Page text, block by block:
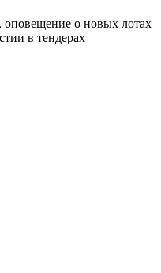
оповещение о новых лотах
в тендерах